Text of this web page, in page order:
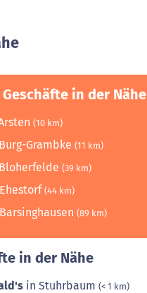
Geschäfte in der Nähe
(10 km)
Grambke (11 km)
(39 km)
(44 km)
(89 km)
in der Nähe
in Stuhrbaum (< 1 km)